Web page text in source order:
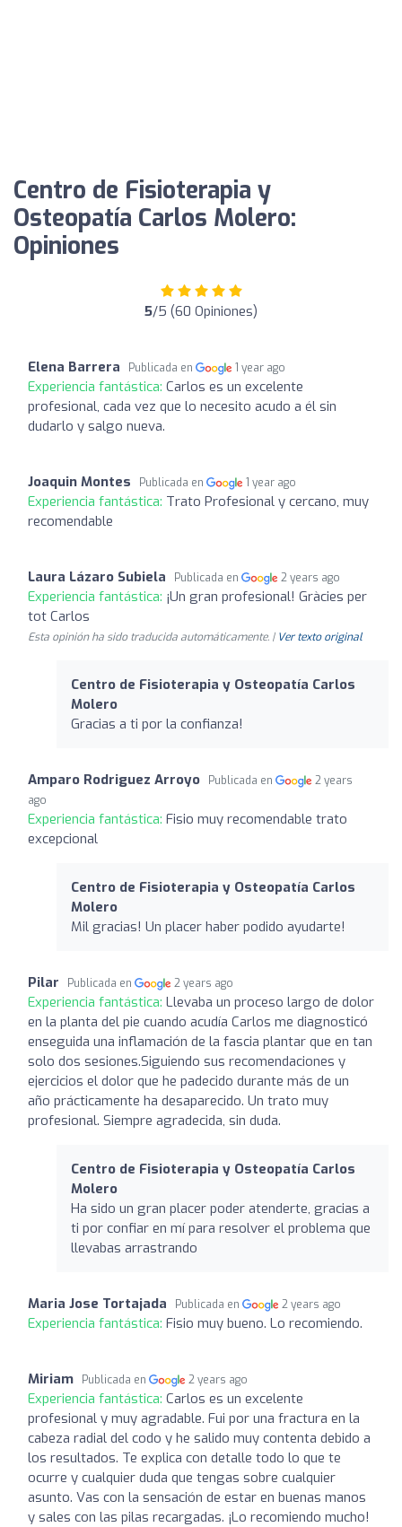
Centro de Fisioterapia y
Osteopatía Carlos Molero:
Opiniones
5/5 (60 Opiniones)
Elena Barrera Publicada en 1 year ago
Experiencia fantástica: Carlos es un excelente
profesional, cada vez que lo necesito acudo a él sin
dudarlo y salgo nueva.
Joaquin Montes Publicada en 1 year ago
Experiencia fantástica: Trato Profesional y cercano, muy
recomendable
Laura Lázaro Subiela Publicada en 2 years ago
Experiencia fantástica: ¡Un gran profesional! Gràcies per
tot Carlos
Esta opinión ha sido traducida automáticamente. | Ver texto original
Centro de Fisioterapia y Osteopatía Carlos
Molero
Gracias a ti por la confianza!
Amparo Rodriguez Arroyo Publicada en
2 years
ago
Experiencia fantástica: Fisio muy recomendable trato
excepcional
Centro de Fisioterapia y Osteopatía Carlos
Molero
Mil gracias! Un placer haber podido ayudarte!
Pilar Publicada en 2 years ago
Experiencia fantástica: Llevaba un proceso largo de dolor
en la planta del pie cuando acudía Carlos me diagnosticó
enseguida una inflamación de la fascia plantar que en tan
solo dos sesiones.Siguiendo sus recomendaciones y
ejercicios el dolor que he padecido durante más de un
año prácticamente ha desaparecido. Un trato muy
profesional. Siempre agradecida, sin duda.
Centro de Fisioterapia y Osteopatía Carlos
Molero
Ha sido un gran placer poder atenderte, gracias a
ti por confiar en mí para resolver el problema que
llevabas arrastrando
Maria Jose Tortajada Publicada en 2 years ago
Experiencia fantástica: Fisio muy bueno. Lo recomiendo.
Miriam Publicada en 2 years ago
Experiencia fantástica: Carlos es un excelente
profesional y muy agradable. Fui por una fractura en la
cabeza radial del codo y he salido muy contenta debido a
los resultados. Te explica con detalle todo lo que te
ocurre y cualquier duda que tengas sobre cualquier
asunto. Vas con la sensación de estar en buenas manos
y sales con las pilas recargadas. ¡Lo recomiendo mucho!